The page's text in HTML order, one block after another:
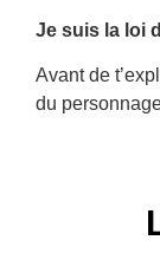
Je suis la loi
Avant de
du